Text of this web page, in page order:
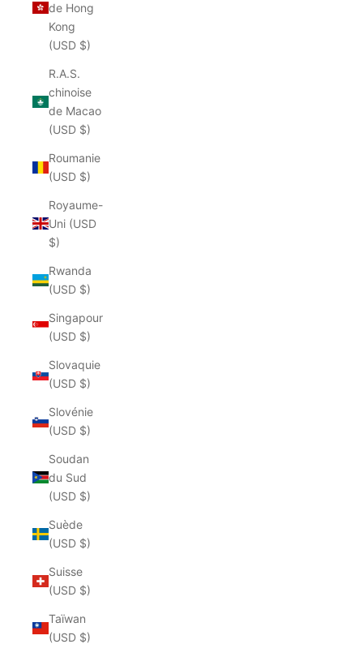
de Hong
Kong
(USD $)
R.A.S.
chinoise
de Macao
(USD $)
Roumanie
(USD $)
Royaume-
Uni (USD
$)
Rwanda
(USD $)
Singapour
(USD $)
Slovaquie
(USD $)
Slovénie
(USD $)
Soudan
du Sud
(USD $)
Suède
(USD $)
Suisse
(USD $)
Taïwan
(USD $)